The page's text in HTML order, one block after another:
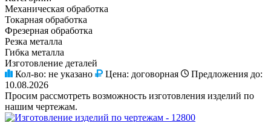
Механическая обработка
Токарная обработка
Фрезерная обработка
Резка металла
Гибка металла
Изготовление деталей
Кол-во: не указано Цена: договорная
Предложения до:
10.08.2026
Просим рассмотреть возможность изготовления изделий по
нашим чертежам.